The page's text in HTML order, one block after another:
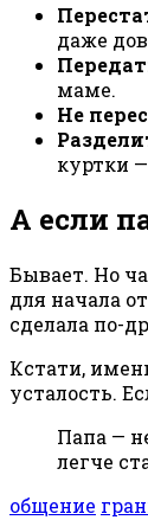
даже
маме.
Не
куртки
А если
Бывает. Но
для начала
сделала по-
Кстати,
усталость.
Папа —
легче
общение